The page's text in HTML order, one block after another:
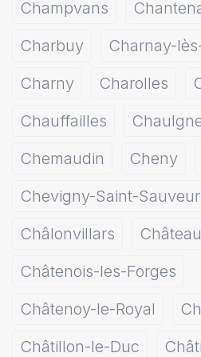
Champvans
Charbuy
Charnay-
Charny
Charolles
Chauffailles
Chemaudin
Cheny
Chevigny-Saint-Sauveur
Châlonvillars
Châtenois-les-Forges
Châtenoy-le-Royal
Châtillon-le-Duc